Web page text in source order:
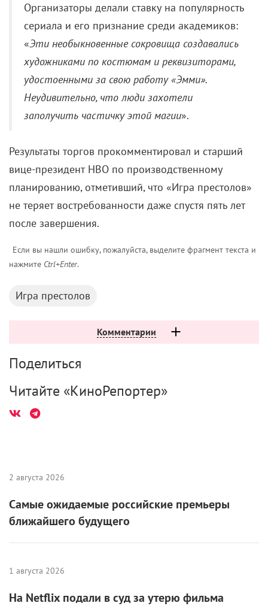
Организаторы делали ставку на популярность
сериала и его признание среди академиков:
«Эти необыкновенные сокровища создавались
художниками по костюмам и реквизиторами,
удостоенными за свою работу «Эмми».
Неудивительно, что люди захотели
заполучить частичку этой магии».
Результаты торгов прокомментировал и старший
вице-президент HBO по производственному
планированию, отметивший, что «Игра престолов»
не теряет востребованности даже спустя пять лет
после завершения.
Если вы нашли ошибку, пожалуйста, выделите фрагмент текста и
нажмите Ctrl+Enter.
Игра престолов
Комментарии
Поделиться
Читайте «КиноРепортер»
2 августа 2026
Самые ожидаемые российские премьеры
ближайшего будущего
1 августа 2026
На Netflix подали в суд за утерю фильма